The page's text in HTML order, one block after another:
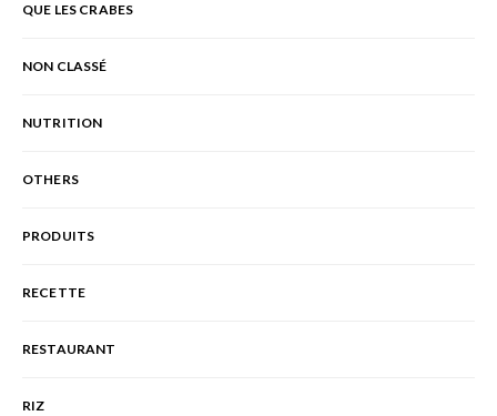
QUE LES CRABES
NON CLASSÉ
NUTRITION
OTHERS
PRODUITS
RECETTE
RESTAURANT
RIZ